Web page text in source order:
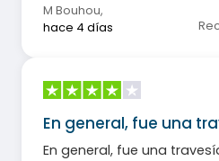
M Bouhou,
hace 4 días
En general, fue una
En general, fue una